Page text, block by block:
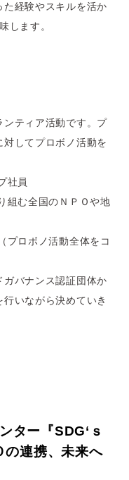
た経験やスキルを活か
します。
ティア活動です。 プ
してプロボノ活動を
社員
組む全国のＮＰＯや地
プロボノ活動全体をコ
バナンス認証団体か
いながら決めていき
ター『SDG‘ｓ
の連携、未来へ